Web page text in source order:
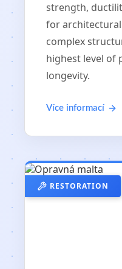
strength,
for
complex
highest level of
longevity.
Více informací
RESTORATION